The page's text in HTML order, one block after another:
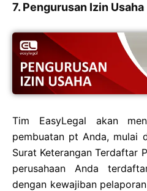
7. Pengurusan Izin Usaha
Tim EasyLegal akan
pembuatan pt Anda, mulai
Surat Keterangan Terdaftar
perusahaan Anda
dengan kewajiban